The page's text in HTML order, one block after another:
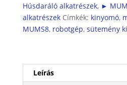
Húsdaráló alkatrészek, ►
alkatrészek Címkék: kinyomó,
MUMS8, robotgép, sütemény
Leírás